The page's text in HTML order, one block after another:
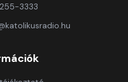
3333